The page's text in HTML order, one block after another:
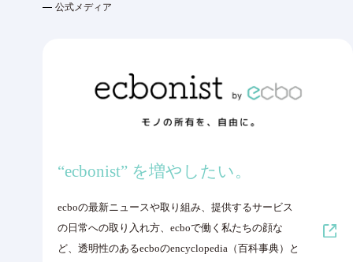
公式メディア
“ecbonist” を増やしたい。
ecboの最新ニュースや取り組み、提供するサービス
の日常への取り入れ方、ecboで働く私たちの顔な
ど、透明性のあるecboのencyclopedia（百科事典）と